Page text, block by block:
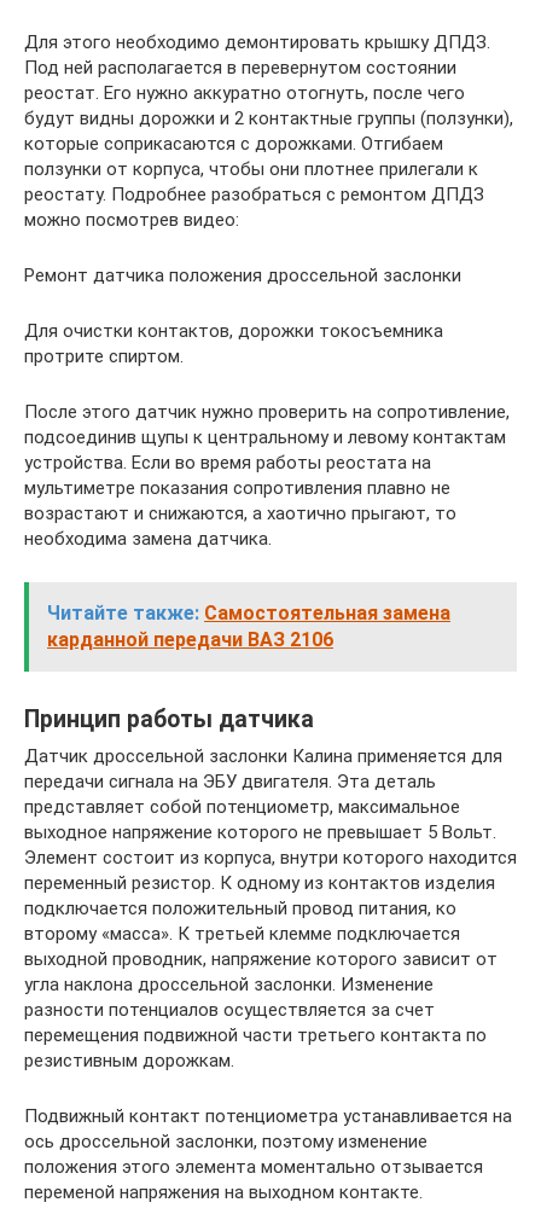
Для этого необходимо демонтировать крышку ДПДЗ.
Под ней располагается в перевернутом состоянии
реостат. Его нужно аккуратно отогнуть, после чего
будут видны дорожки и 2 контактные группы (ползунки),
которые соприкасаются с дорожками. Отгибаем
ползунки от корпуса, чтобы они плотнее прилегали к
реостату. Подробнее разобраться с ремонтом ДПДЗ
можно посмотрев видео:
Ремонт датчика положения дроссельной заслонки
Для очистки контактов, дорожки токосъемника
протрите спиртом.
После этого датчик нужно проверить на сопротивление,
подсоединив щупы к центральному и левому контактам
устройства. Если во время работы реостата на
мультиметре показания сопротивления плавно не
возрастают и снижаются, а хаотично прыгают, то
необходима замена датчика.
Читайте также: Самостоятельная замена
карданной передачи ВАЗ 2106
Принцип работы датчика
Датчик дроссельной заслонки Калина применяется для
передачи сигнала на ЭБУ двигателя. Эта деталь
представляет собой потенциометр, максимальное
выходное напряжение которого не превышает 5 Вольт.
Элемент состоит из корпуса, внутри которого находится
переменный резистор. К одному из контактов изделия
подключается положительный провод питания, ко
второму «масса». К третьей клемме подключается
выходной проводник, напряжение которого зависит от
угла наклона дроссельной заслонки. Изменение
разности потенциалов осуществляется за счет
перемещения подвижной части третьего контакта по
резистивным дорожкам.
Подвижный контакт потенциометра устанавливается на
ось дроссельной заслонки, поэтому изменение
положения этого элемента моментально отзывается
переменой напряжения на выходном контакте.